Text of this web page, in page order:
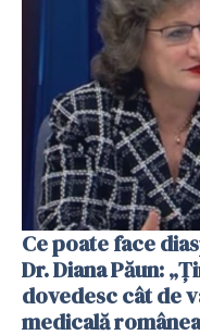
Ce poate face
Dr. Diana Păun:
dovedesc cât de
medicală